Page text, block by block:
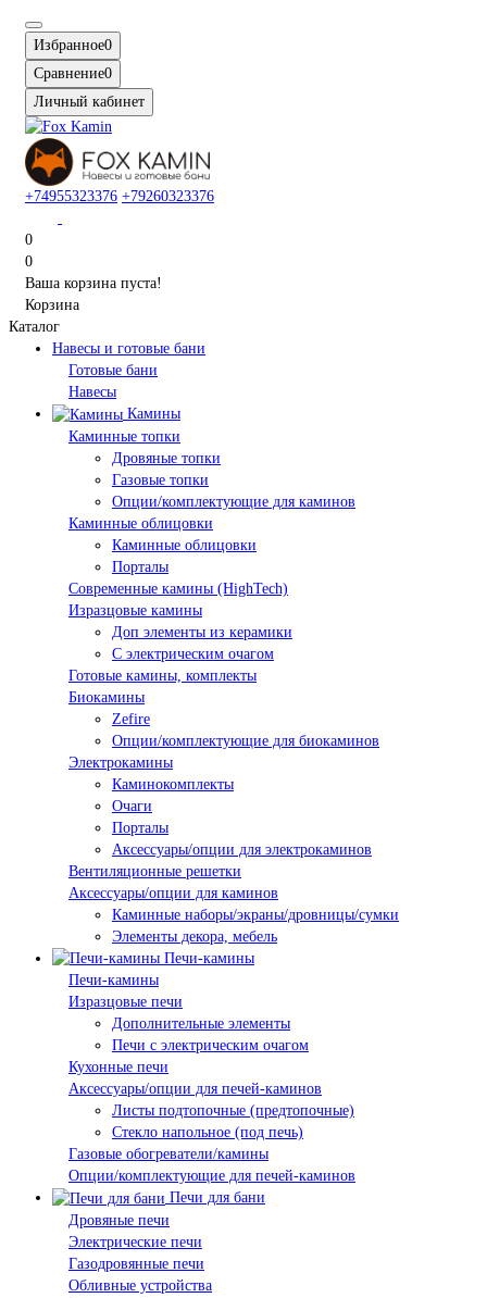
Избранное0
Сравнение0
Личный кабинет
+74955323376 +79260323376
0
0
Ваша корзина пуста!
Корзина
Каталог
Навесы и готовые бани
Готовые бани
Навесы
Камины
Каминные топки
Дровяные топки
Газовые топки
Опции/комплектующие для каминов
Каминные облицовки
Каминные облицовки
Порталы
Современные камины (HighTech)
Изразцовые камины
Доп элементы из керамики
С электрическим очагом
Готовые камины, комплекты
Биокамины
Zefire
Опции/комплектующие для биокаминов
Электрокамины
Каминокомплекты
Очаги
Порталы
Аксессуары/опции для электрокаминов
Вентиляционные решетки
Аксессуары/опции для каминов
Каминные наборы/экраны/дровницы/сумки
Элементы декора, мебель
Печи-камины
Печи-камины
Изразцовые печи
Дополнительные элементы
Печи с электрическим очагом
Кухонные печи
Аксессуары/опции для печей-каминов
Листы подтопочные (предтопочные)
Стекло напольное (под печь)
Газовые обогреватели/камины
Опции/комплектующие для печей-каминов
Печи для бани
Дровяные печи
Электрические печи
Газодровянные печи
Обливные устройства